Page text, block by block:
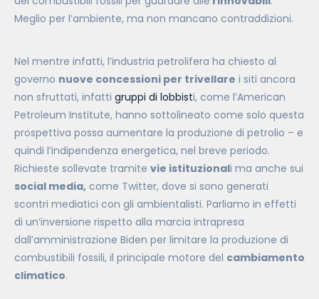
Meglio per l’ambiente, ma non mancano contraddizioni.
Nel mentre infatti, l’industria petrolifera ha chiesto al
governo nuove concessioni per trivellare i siti ancora
non sfruttati, infatti gruppi di lobbisti, come l’American
Petroleum Institute, hanno sottolineato come solo questa
prospettiva possa aumentare la produzione di petrolio – e
quindi l’indipendenza energetica, nel breve periodo.
Richieste sollevate tramite vie istituzionali ma anche sui
social media, come Twitter, dove si sono generati
scontri mediatici con gli ambientalisti. Parliamo in effetti
di un’inversione rispetto alla marcia intrapresa
dall’amministrazione Biden per limitare la produzione di
combustibili fossili, il principale motore del cambiamento
climatico.